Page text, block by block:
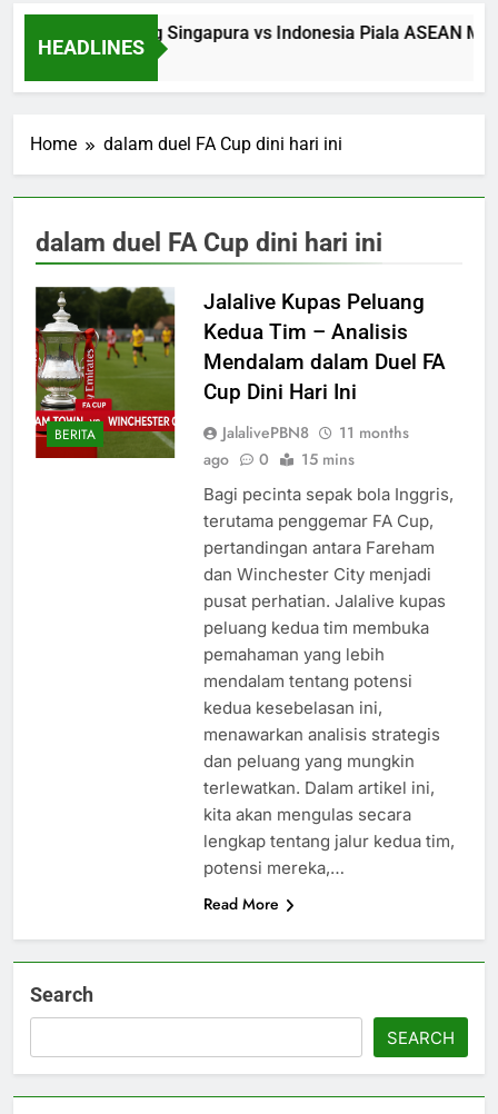
HEADLINES
Streaming Singapura vs Indonesia Piala ASEAN
Hours Ago
Home dalam duel FA Cup dini hari ini
dalam duel FA Cup dini hari ini
BERITA
Jalalive Kupas Peluang
Kedua Tim – Analisis
Mendalam dalam Duel FA
Cup Dini Hari Ini
JalalivePBN8
11 months
ago
0 15 mins
Bagi pecinta sepak bola Inggris,
terutama penggemar FA Cup,
pertandingan antara Fareham
dan Winchester City menjadi
pusat perhatian. Jalalive kupas
peluang kedua tim membuka
pemahaman yang lebih
mendalam tentang potensi
kedua kesebelasan ini,
menawarkan analisis strategis
dan peluang yang mungkin
terlewatkan. Dalam artikel ini,
kita akan mengulas secara
lengkap tentang jalur kedua tim,
potensi mereka,…
Read More
Search
SEARCH